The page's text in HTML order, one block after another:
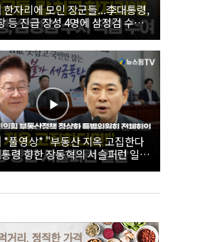
자리에 모인 장군들...李대통령,
등 진급 장성 4명에 삼정검 수치
26.08.07 장성 진급·삼정검 수치
풀영상* "부동산 지옥 고집한다
령 향한 장동혁의 서슬퍼런 일갈
민의힘 부동산정책 정상화 특별